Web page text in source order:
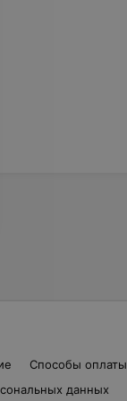
Способы оплаты
данных